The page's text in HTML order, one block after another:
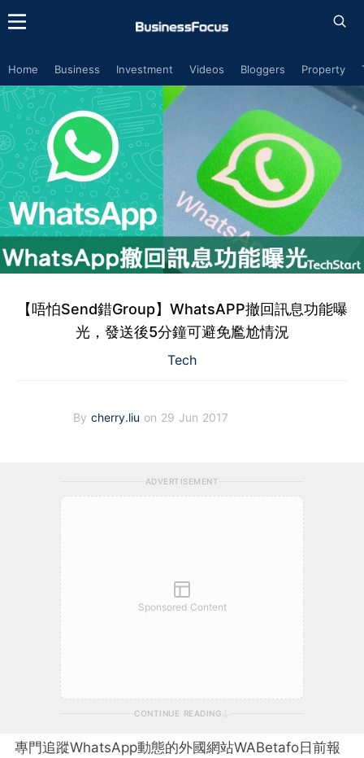
Home Business Investment Videos Bloggers Property
【唔怕Send錯Group】WhatsAPP撤回訊息功能曝
光，發送後5分鐘可避免尷尬情況
Tech
By cherry.liu on 29 Jun 2017
ADVERTISEMENT
Sponsored Content
CONTINUE READING
專門追蹤WhatsApp動態的外國網站WABetafo日前報